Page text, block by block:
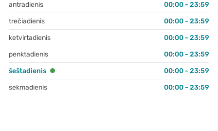
antradienis
00:00 - 23:59
trečiadienis
00:00 - 23:59
ketvirtadienis
00:00 - 23:59
penktadienis
00:00 - 23:59
šeštadienis
00:00 - 23:59
sekmadienis
00:00 - 23:59